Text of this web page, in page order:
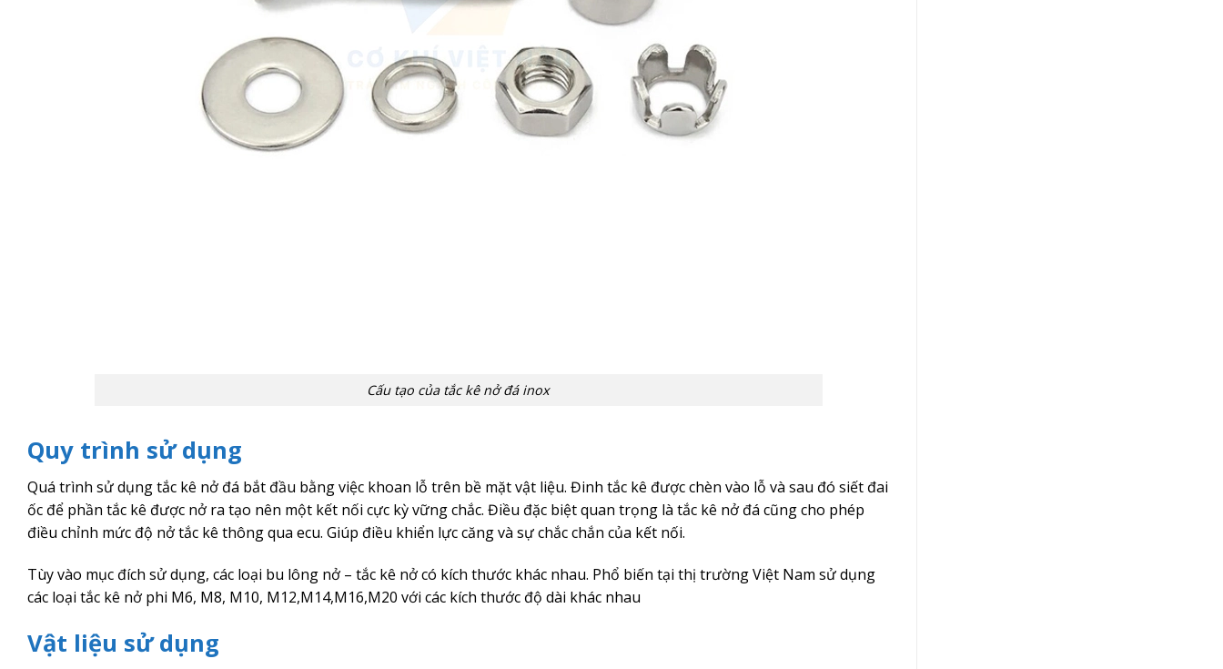
Cấu tạo của tắc kê nở đá inox
Quy trình sử dụng
Quá trình sử dụng tắc kê nở đá bắt đầu bằng việc khoan lỗ trên bề mặt vật liệu. Đinh tắc kê được chèn vào lỗ và sau đó siết đai
ốc để phần tắc kê được nở ra tạo nên một kết nối cực kỳ vững chắc. Điều đặc biệt quan trọng là tắc kê nở đá cũng cho phép
điều chỉnh mức độ nở tắc kê thông qua ecu. Giúp điều khiển lực căng và sự chắc chắn của kết nối.
Tùy vào mục đích sử dụng, các loại bu lông nở – tắc kê nở có kích thước khác nhau. Phổ biến tại thị trường Việt Nam sử dụng
các loại tắc kê nở phi M6, M8, M10, M12,M14,M16,M20 với các kích thước độ dài khác nhau
Vật liệu sử dụng